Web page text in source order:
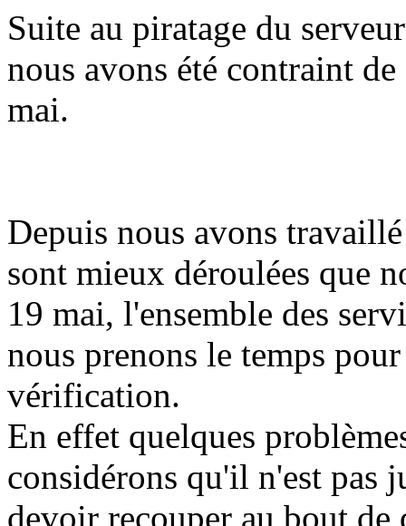
Suite au piratage du
nous avons été contraint
mai.
Depuis nous avons
sont mieux déroulées que
19 mai, l'ensemble des
nous prenons le temps
vérification.
En effet quelques
considérons qu'il n'est pas
devoir recouper au bout de